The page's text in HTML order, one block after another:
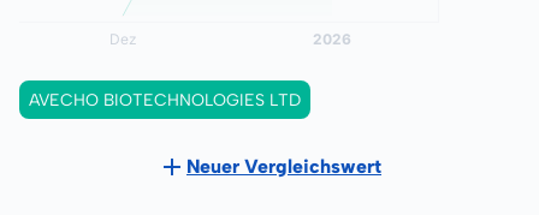
AVECHO BIOTECHNOLOGIES LTD
Neuer Vergleichswert